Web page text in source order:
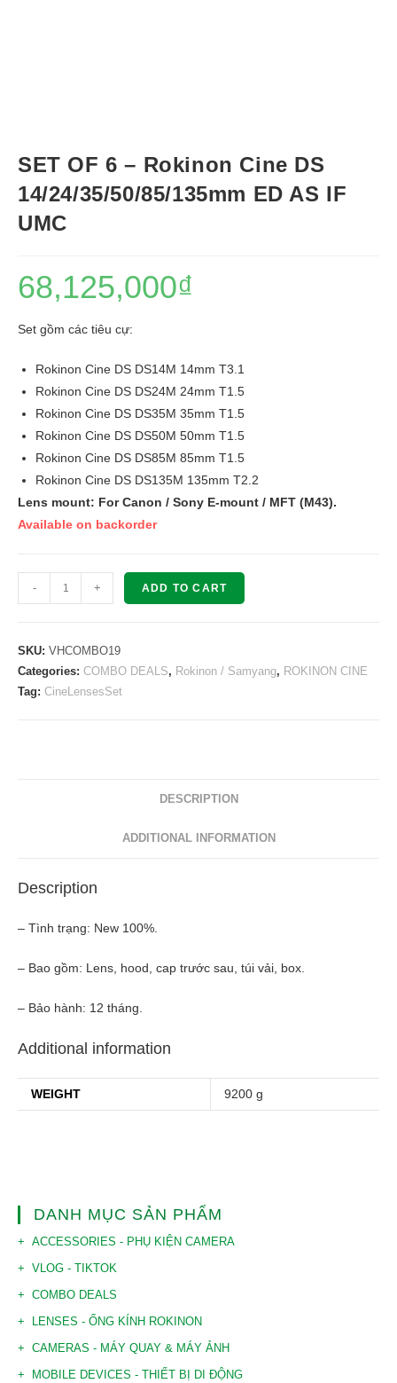
SET OF 6 – Rokinon Cine DS
14/24/35/50/85/135mm ED AS IF
UMC
68,125,000₫
Set gồm các tiêu cự:
Rokinon Cine DS DS14M 14mm T3.1
Rokinon Cine DS DS24M 24mm T1.5
Rokinon Cine DS DS35M 35mm T1.5
Rokinon Cine DS DS50M 50mm T1.5
Rokinon Cine DS DS85M 85mm T1.5
Rokinon Cine DS DS135M 135mm T2.2
Lens mount: For Canon / Sony E-mount / MFT (M43).
Available on backorder
OF
-
Rokinon
Cine
- + ADD TO CART
SKU: VHCOMBO19
Categories: COMBO DEALS, Rokinon / Samyang, ROKINON CINE
Tag: CineLensesSet
DESCRIPTION
ADDITIONAL INFORMATION
Description
– Tình trạng: New 100%.
– Bao gồm: Lens, hood, cap trước sau, túi vải, box.
– Bảo hành: 12 tháng.
Additional information
WEIGHT 9200 g
DANH MỤC SẢN PHẨM
ACCESSORIES - PHỤ KIỆN CAMERA
VLOG - TIKTOK
COMBO DEALS
LENSES - ỐNG KÍNH ROKINON
CAMERAS - MÁY QUAY & MÁY ẢNH
MOBILE DEVICES - THIẾT BỊ DI ĐỘNG